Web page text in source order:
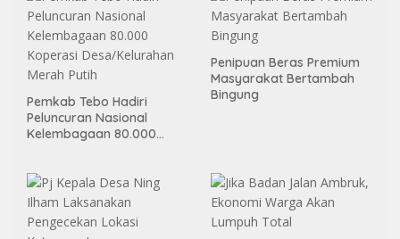
Pemkab Tebo Hadiri
Peluncuran Nasional
Kelembagaan 80.000
Penipuan Beras Premium
Masyarakat Bertambah
Bingung